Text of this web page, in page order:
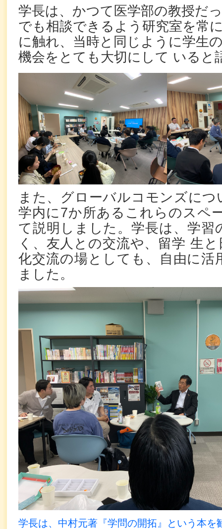
学長は、かつて医学部の教授だ
でも相談できるよう研究室を常
に触れ、当時と同じように学生
機会をとても大切にして いると
また、グローバルコモンズに
学内に7か所あるこれらのスペ
て説明しました。学長は、学習
く、友人との交流や、留学 生
化交流の場としても、自由に活
ました。
学長は、中村元著『学問の開拓』という本を